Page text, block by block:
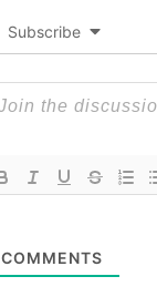
Subscribe
COMMENTS